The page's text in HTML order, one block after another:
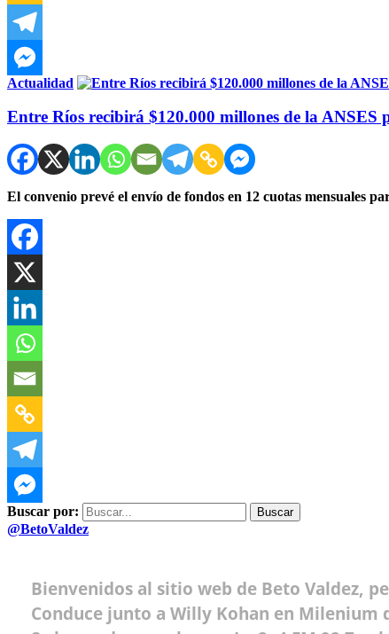
Actualidad
Entre Ríos recibirá $120.000 millones de la ANSES
El convenio prevé el envío de fondos en 12 cuotas mensuales
Buscar por:
@BetoValdez
Bienvenidos al sitio web de Beto Valdez,
Conduce junto a Willy Kohan en Milenium